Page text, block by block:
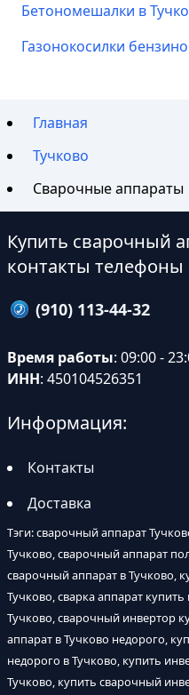
Бетономешалки в
Газонокосилки
Главная
Тучково
Сварочные аппараты
Купить сварочный
контакты
(910) 113-44-32
Время работы: 09:00 -
ИНН: 450104526351
Информация:
Контакты
Доставка
Тэги: сварочный аппарат
Тучково, сварочный аппарат
сварочный аппарат в Тучково,
Тучково, сварка аппарат
Тучково, сварочный инвертор
аппарат в Тучково недорого,
недорого в Тучково, купить
Тучково, купить сварочный